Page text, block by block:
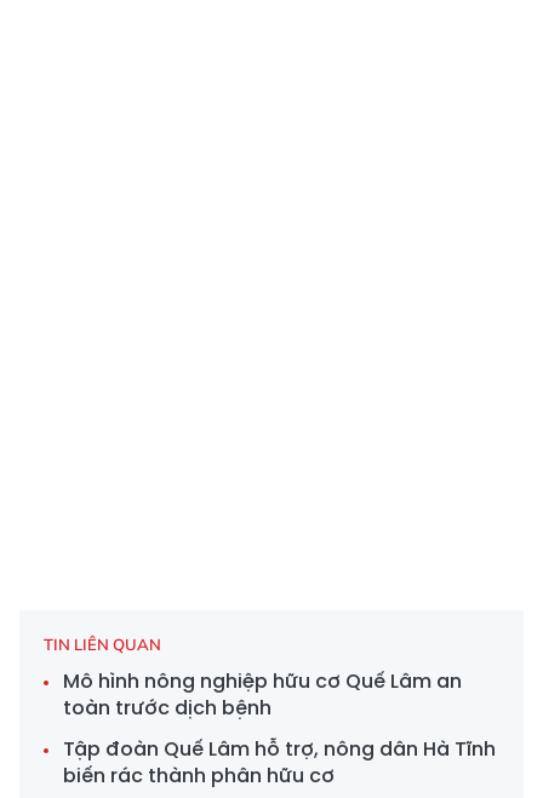
TIN LIÊN QUAN
Mô hình nông nghiệp hữu cơ Quế Lâm an
toàn trước dịch bệnh
Tập đoàn Quế Lâm hỗ trợ, nông dân Hà Tĩnh
biến rác thành phân hữu cơ